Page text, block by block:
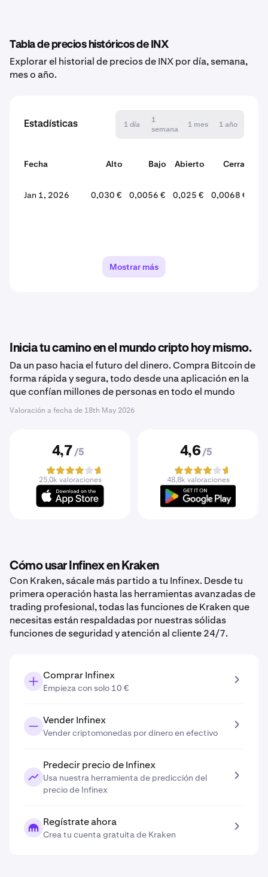
Tabla de precios históricos de INX
Explorar el historial de precios de INX por día, semana,
mes o año.
Estadísticas 1 día
1
semana
1 mes 1 año
Fecha Alto Bajo Abierto
Cerrar
Jan 1, 2026
0,030 € 0,0056 € 0,025 € 0,0068 €
Mostrar más
Inicia tu camino en el mundo cripto hoy mismo.
Da un paso hacia el futuro del dinero. Compra Bitcoin de
forma rápida y segura, todo desde una aplicación en la
que confían millones de personas en todo el mundo
Valoración a fecha de 18th May 2026
4,7 /5
25,0k valoraciones
4,6 /5
48,8k valoraciones
Cómo usar Infinex en Kraken
Con Kraken, sácale más partido a tu Infinex. Desde tu
primera operación hasta las herramientas avanzadas de
trading profesional, todas las funciones de Kraken que
necesitas están respaldadas por nuestras sólidas
funciones de seguridad y atención al cliente 24/7.
Comprar Infinex
Empieza con solo 10 €
Vender Infinex
Vender criptomonedas por dinero en efectivo
Predecir precio de Infinex
Usa nuestra herramienta de predicción del
precio de Infinex
Regístrate ahora
Crea tu cuenta gratuita de Kraken